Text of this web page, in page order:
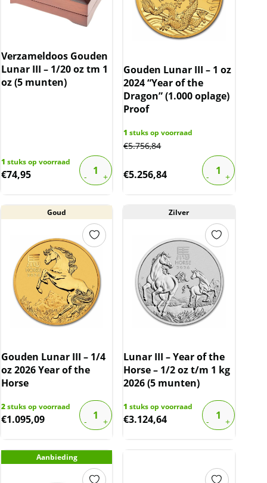
Verzameldoos Gouden
Lunar III – 1/20 oz tm 1
oz (5 munten)
1 stuks op voorraad
€74,95
Gouden Lunar III – 1 oz
2024 “Year of the
Dragon” (1.000 oplage)
Proof
1 stuks op voorraad
€5.756,84
€5.256,84
Goud
Gouden Lunar III – 1/4
oz 2026 Year of the
Horse
2stuks op voorraad
€1.095,09
Zilver
Lunar III – Year of the
Horse – 1/2 oz t/m 1 kg
2026 (5 munten)
1 stuks op voorraad
€3.124,64
Aanbieding